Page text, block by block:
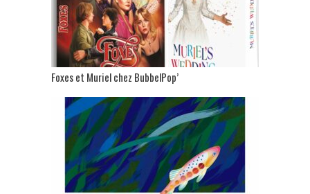
Foxes et Muriel chez BubbelPop’